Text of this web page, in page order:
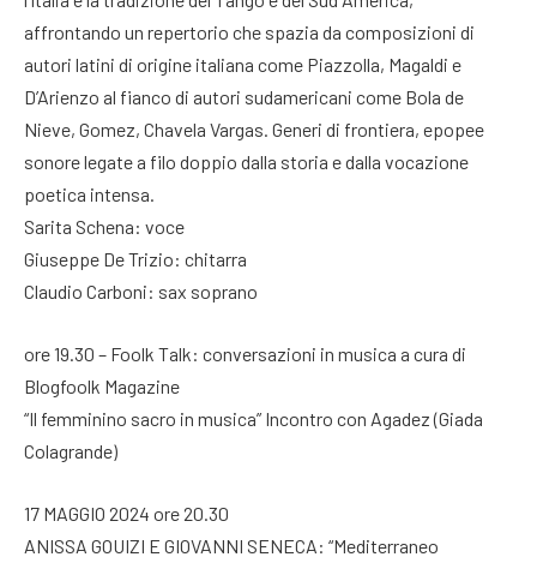
affrontando un repertorio che spazia da composizioni di
autori latini di origine italiana come Piazzolla, Magaldi e
D’Arienzo al fianco di autori sudamericani come Bola de
Nieve, Gomez, Chavela Vargas. Generi di frontiera, epopee
sonore legate a filo doppio dalla storia e dalla vocazione
poetica intensa.
Sarita Schena: voce
Giuseppe De Trizio: chitarra
Claudio Carboni: sax soprano
ore 19.30 – Foolk Talk: conversazioni in musica a cura di
Blogfoolk Magazine
“Il femminino sacro in musica” Incontro con Agadez (Giada
Colagrande)
17 MAGGIO 2024 ore 20.30
ANISSA GOUIZI E GIOVANNI SENECA: “Mediterraneo